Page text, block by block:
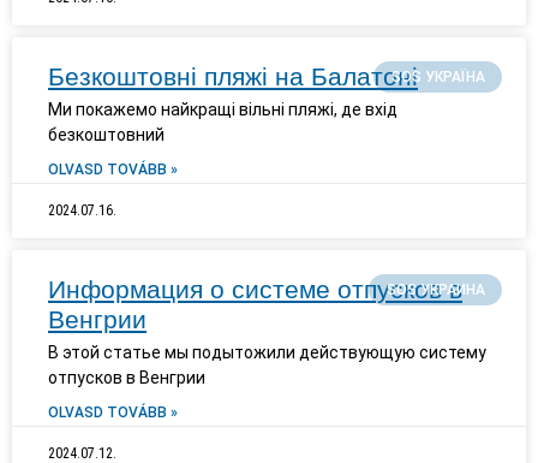
SOS УКРАЇНА
Безкоштовні пляжі на Балатоні
Ми покажемо найкращі вільні пляжі, де вхід
безкоштовний
OLVASD TOVÁBB »
2024.07.16.
SOS УКРАИНА
Информация о системе отпусков в
Венгрии
В этой статье мы подытожили действующую систему
отпусков в Венгрии
OLVASD TOVÁBB »
2024.07.12.